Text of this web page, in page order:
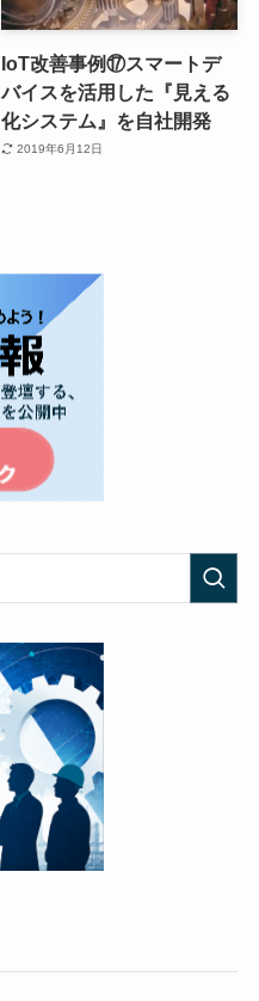
IoT改善事例⑰スマートデ
バイスを活用した『見える
化システム』を自社開発
2019年6月12日